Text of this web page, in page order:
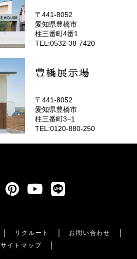
(EMOTOP豊橋)
〒441-8052
愛知県豊橋市
柱三番町4番1
TEL:0532-38-7420
豊橋展示場
〒441-8052
愛知県豊橋市
柱三番町3−1
TEL:0120-880-250
リクルート
お問い合わせ
サイトマップ